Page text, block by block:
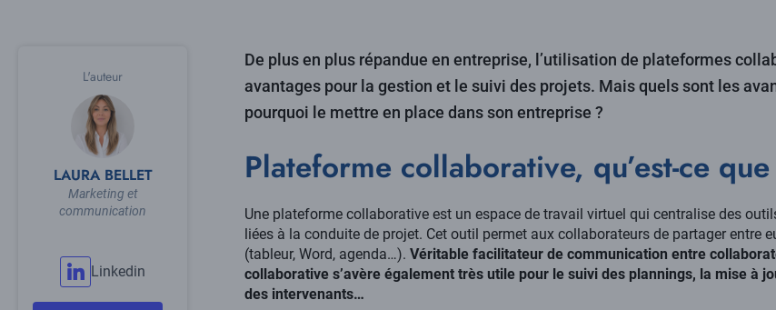
L'auteur
LAURA BELLET
Marketing et
communication
Linkedin
De plus en plus répandue en entreprise, l’utilisation de plateformes
avantages pour la gestion et le suivi des projets. Mais quels sont les
pourquoi le mettre en place dans son entreprise ?
Plateforme collaborative, qu’est-ce que
Une plateforme collaborative est un espace de travail virtuel qui centralise des
liées à la conduite de projet. Cet outil permet aux collaborateurs de partager entre
(tableur, Word, agenda…). Véritable facilitateur de communication entre
collaborative s’avère également très utile pour le suivi des plannings, la mise à
des intervenants…